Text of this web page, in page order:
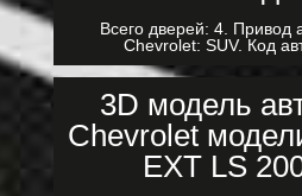
Всего дверей: 4. Привод
Chevrolet: SUV. Код
3D модель
Chevrolet
EXT LS